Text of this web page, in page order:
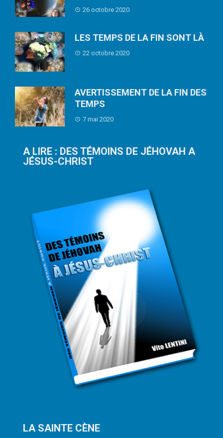
26 octobre 2020
LES TEMPS DE LA FIN SONT LÀ
22 octobre 2020
AVERTISSEMENT DE LA FIN DES
TEMPS
7 mai 2020
A LIRE : DES TÉMOINS DE JÉHOVAH A
JÉSUS-CHRIST
LA SAINTE CÈNE